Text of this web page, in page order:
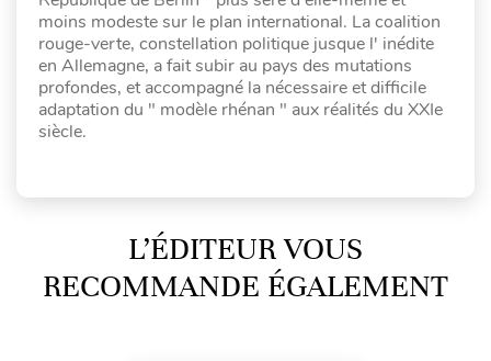
moins modeste sur le plan international. La coalition
rouge-verte, constellation politique jusque l' inédite
en Allemagne, a fait subir au pays des mutations
profondes, et accompagné la nécessaire et difficile
adaptation du " modèle rhénan " aux réalités du XXIe
siècle.
L’ÉDITEUR VOUS
RECOMMANDE ÉGALEMENT